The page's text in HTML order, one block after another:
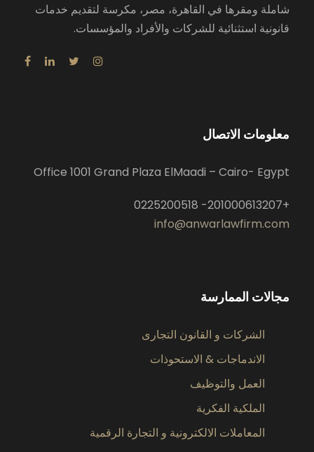
شاملة ومقرها في القاهرة، مصر، مكرسة لتقديم خدمات
قانونية استثنائية للشركات والأفراد والمؤسسات.
معلومات الاتصال
Office 1001 Grand Plaza ElMaadi – Cairo- Egypt
+201000613207- 0225200518
info@anwarlawfirm.com
مجالات الممارسة
الشركات و القانون التجارى
الاندماجات & الاستحوذات
العمل والتوظيف
الملكية الفكرية
المعاملات الالكترونية و التجارة الرقمية